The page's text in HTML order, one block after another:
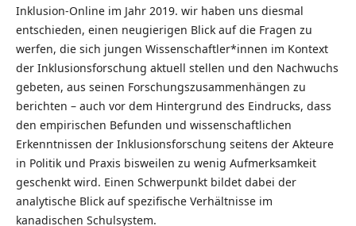
Inklusion-Online im Jahr 2019. wir haben uns diesmal
entschieden, einen neugierigen Blick auf die Fragen zu
werfen, die sich jungen Wissenschaftler*innen im Kontext
der Inklusionsforschung aktuell stellen und den Nachwuchs
gebeten, aus seinen Forschungszusammenhängen zu
berichten – auch vor dem Hintergrund des Eindrucks, dass
den empirischen Befunden und wissenschaftlichen
Erkenntnissen der Inklusionsforschung seitens der Akteure
in Politik und Praxis bisweilen zu wenig Aufmerksamkeit
geschenkt wird. Einen Schwerpunkt bildet dabei der
analytische Blick auf spezifische Verhältnisse im
kanadischen Schulsystem.